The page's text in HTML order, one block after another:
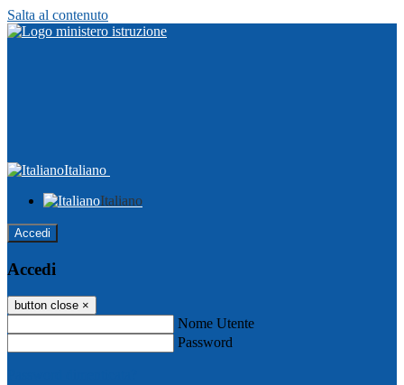
Salta al contenuto
Italiano
Italiano
Accedi
Accedi
button close ×
Nome Utente
Password